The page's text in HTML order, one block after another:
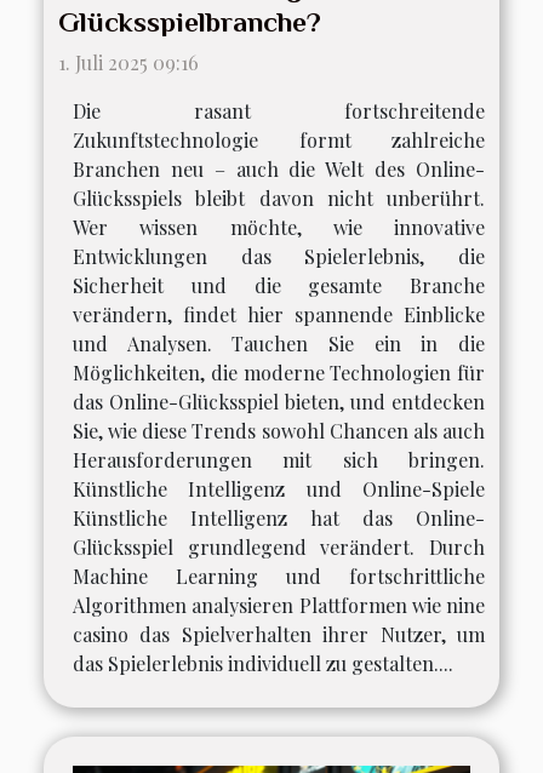
Glücksspielbranche?
1. Juli 2025 09:16
Die rasant fortschreitende
Zukunftstechnologie formt zahlreiche
Branchen neu – auch die Welt des Online-
Glücksspiels bleibt davon nicht unberührt.
Wer wissen möchte, wie innovative
Entwicklungen das Spielerlebnis, die
Sicherheit und die gesamte Branche
verändern, findet hier spannende Einblicke
und Analysen. Tauchen Sie ein in die
Möglichkeiten, die moderne Technologien für
das Online-Glücksspiel bieten, und entdecken
Sie, wie diese Trends sowohl Chancen als auch
Herausforderungen mit sich bringen.
Künstliche Intelligenz und Online-Spiele
Künstliche Intelligenz hat das Online-
Glücksspiel grundlegend verändert. Durch
Machine Learning und fortschrittliche
Algorithmen analysieren Plattformen wie nine
casino das Spielverhalten ihrer Nutzer, um
das Spielerlebnis individuell zu gestalten....